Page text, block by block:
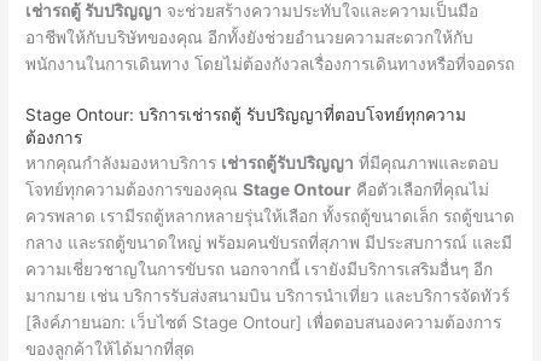
เช่ารถตู้ รับปริญญา จะช่วยสร้างความประทับใจและความเป็นมือ
อาชีพให้กับบริษัทของคุณ อีกทั้งยังช่วยอำนวยความสะดวกให้กับ
พนักงานในการเดินทาง โดยไม่ต้องกังวลเรื่องการเดินทางหรือที่จอดรถ
Stage Ontour: บริการเช่ารถตู้ รับปริญญาที่ตอบโจทย์ทุกความ
ต้องการ
หากคุณกำลังมองหาบริการ เช่ารถตู้รับปริญญา ที่มีคุณภาพและตอบ
โจทย์ทุกความต้องการของคุณStage Ontour คือตัวเลือกที่คุณไม่
ควรพลาด เรามีรถตู้หลากหลายรุ่นให้เลือก ทั้งรถตู้ขนาดเล็ก รถตู้ขนาด
กลาง และรถตู้ขนาดใหญ่ พร้อมคนขับรถที่สุภาพ มีประสบการณ์ และมี
ความเชี่ยวชาญในการขับรถ นอกจากนี้ เรายังมีบริการเสริมอื่นๆ อีก
มากมาย เช่น บริการรับส่งสนามบิน บริการนำเที่ยว และบริการจัดทัวร์
[ลิงค์ภายนอก: เว็บไซต์ Stage Ontour] เพื่อตอบสนองความต้องการ
ของลูกค้าให้ได้มากที่สุด